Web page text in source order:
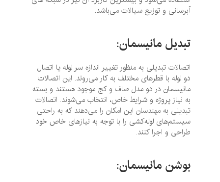
آبرسانی و توزیع سیالات می‌باشد.
تبدیل مانیسمان:
اتصالات تبدیلی به منظور تغییر اندازه سر لوله یا اتصال
دو لوله با قطرهای مختلف به کار می‌روند. این اتصالات
مانیسمان در دو مدل صاف و کج موجود هستند و بسته
به نیاز پروژه و شرایط خاص، انتخاب می‌شوند. اتصالات
تبدیلی به مهندسان این امکان را می‌دهند که به راحتی
سیستم‌های لوله‌کشی را با توجه به نیازهای خاص خود
طراحی و اجرا کنند.
بوشن مانیسمان: